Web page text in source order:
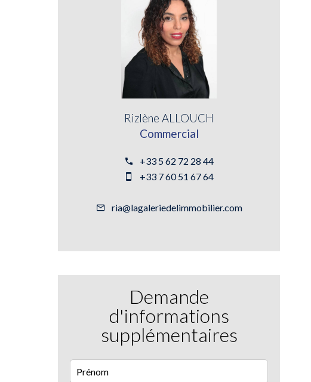
Rizlène ALLOUCH
Commercial
+33 5 62 72 28 44
+33 7 60 51 67 64
ria@lagaleriedelimmobilier.com
Demande
d'informations
supplémentaires